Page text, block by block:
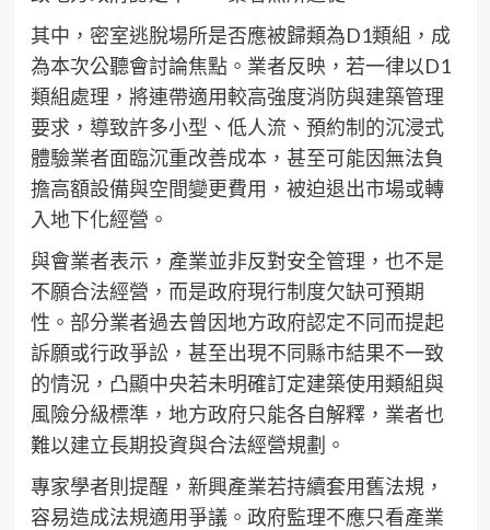
其中，密室逃脫場所是否應被歸類為D1類組，成
為本次公聽會討論焦點。業者反映，若一律以D1
類組處理，將連帶適用較高強度消防與建築管理
要求，導致許多小型、低人流、預約制的沉浸式
體驗業者面臨沉重改善成本，甚至可能因無法負
擔高額設備與空間變更費用，被迫退出市場或轉
入地下化經營。
與會業者表示，產業並非反對安全管理，也不是
不願合法經營，而是政府現行制度欠缺可預期
性。部分業者過去曾因地方政府認定不同而提起
訴願或行政爭訟，甚至出現不同縣市結果不一致
的情況，凸顯中央若未明確訂定建築使用類組與
風險分級標準，地方政府只能各自解釋，業者也
難以建立長期投資與合法經營規劃。
專家學者則提醒，新興產業若持續套用舊法規，
容易造成法規適用爭議。政府監理不應只看產業